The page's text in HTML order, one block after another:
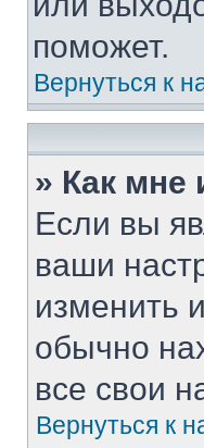
поможет.
Вернуться к
» Как мне
Если вы
ваши
изменить
обычно
все свои
Вернуться к